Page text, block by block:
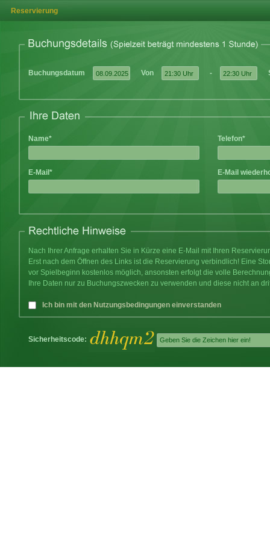
Reservierung
Buchungsdatum Von -
Name* Telefon*
E-Mail* E-Mail
Nach Ihrer Anfrage erhalten Sie in Kürze eine E-Mail mit Ihren
Erst nach dem Öffnen des Links ist die Reservierung verbindlich! Eine
vor Spielbeginn kostenlos möglich, ansonsten erfolgt die volle
Ihre Daten nur zu Buchungszwecken zu verwenden und diese nicht an
Ich bin mit den Nutzungsbedingungen einverstanden
Sicherheitscode: